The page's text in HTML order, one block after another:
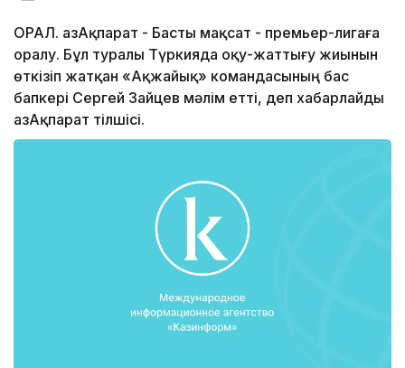
ОРАЛ. ҚазАқпарат - Басты мақсат - премьер-лигаға
оралу. Бұл туралы Түркияда оқу-жаттығу жиынын
өткізіп жатқан «Ақжайық» командасының бас
бапкері Сергей Зайцев мәлім етті, деп хабарлайды
ҚазАқпарат тілшісі.